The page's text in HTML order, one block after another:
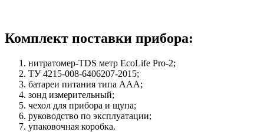
Комплект поставки прибора:
нитратомер-TDS метр EcoLife Pro-2;
ТУ 4215-008-6406207-2015;
батареи питания типа AAA;
зонд измерительный;
чехол для прибора и щупа;
руководство по эксплуатации;
упаковочная коробка.